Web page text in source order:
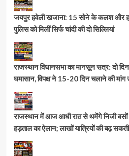
जयपुर हवेली खजाना: 15 सोने के कलश और
पुलिस को मिलीं सिर्फ चांदी की दो सिल्लियां
राजस्थान विधानसभा का मानसून सत्र: दो दिन
घमासान, विपक्ष ने 15-20 दिन चलाने की मांग
राजस्थान में आज आधी रात से थमेंगे निजी बसों
हड़ताल का ऐलान; लाखों यात्रियों की बढ़